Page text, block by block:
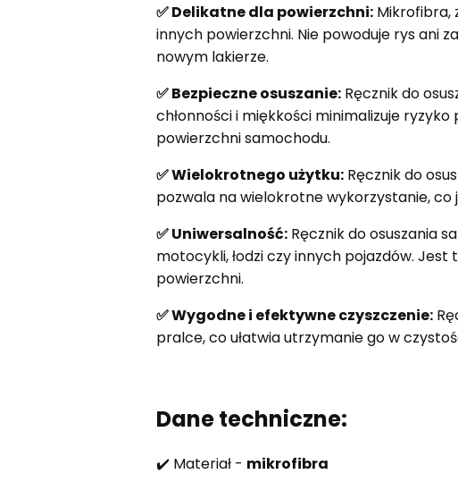
✅ Delikatne dla powierzchni:Mikrofibra,
innych powierzchni. Nie powoduje rys ani
nowym lakierze.
✅ Bezpieczne osuszanie:Ręcznik do
chłonności i miękkości minimalizuje
powierzchni samochodu.
✅ Wielokrotnego użytku:Ręcznik do
pozwala na wielokrotne wykorzystanie,
✅ Uniwersalność:Ręcznik do osuszania
motocykli, łodzi czy innych pojazdów.
powierzchni.
✅ Wygodne i efektywne czyszczenie:
pralce, co ułatwia utrzymanie go w
Dane techniczne:
✔️ Materiał - mikrofibra